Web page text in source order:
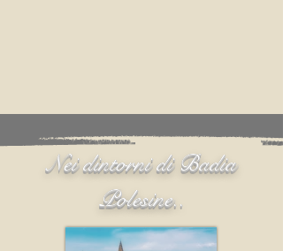
Nei dintorni di Badia
Polesine..